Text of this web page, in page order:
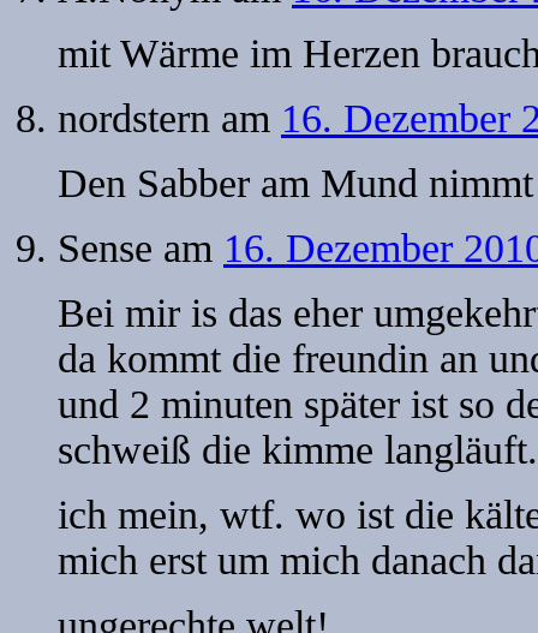
mit Wärme im Herzen
nordstern am 16. Dezember
Den Sabber am Mund
Sense am 16. Dezember
Bei mir is das eher
da kommt die freundin an
und 2 minuten später ist so
schweiß die kimme langläuft.
ich mein, wtf. wo ist die
mich erst um mich danach